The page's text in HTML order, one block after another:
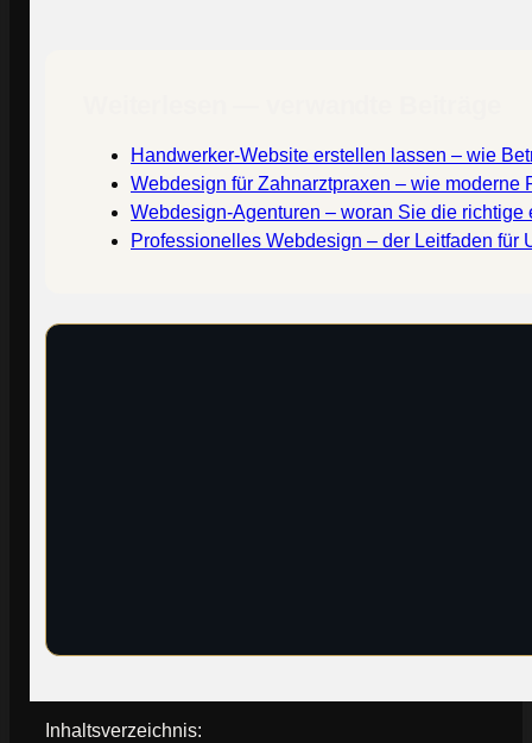
Handwerker-Website erstellen lassen – wie
Webdesign für Zahnarztpraxen – wie
Webdesign-Agenturen – woran Sie die
Professionelles Webdesign – der Leitfaden
Inhaltsverzeichnis: